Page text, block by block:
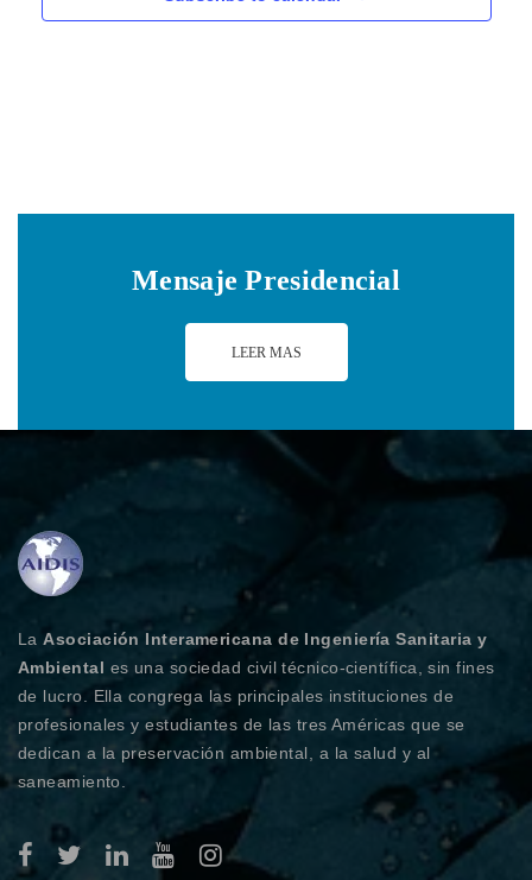
Mensaje Presidencial
LEER MAS
LaAsociación Interamericana de Ingeniería Sanitaria y
Ambiental es una sociedad civil técnico-científica, sin fines
de lucro. Ella congrega las principales instituciones de
profesionales y estudiantes de las tres Américas que se
dedican a la preservación ambiental, a la salud y al
saneamiento.